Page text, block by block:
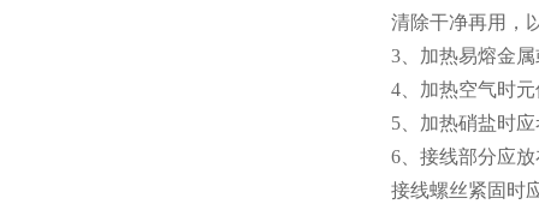
清除干净再用，
3、加热易熔金
4、加热空气时
5、加热硝盐时
6、接线部分应
接线螺丝紧固时